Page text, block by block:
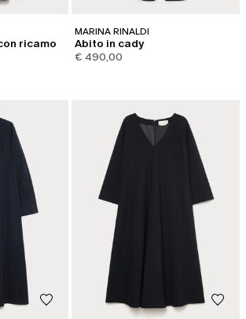
ricamo
MARINA RINALDI
Abito in cady
€ 490,00